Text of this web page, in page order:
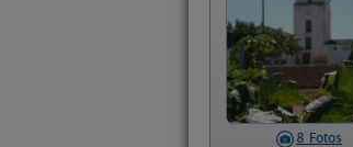
8 Fotos